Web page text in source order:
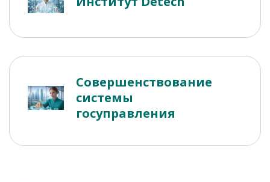
Совершенствование
системы
госуправления